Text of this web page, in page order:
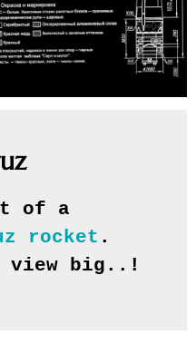
of a
rocket .
view big..!